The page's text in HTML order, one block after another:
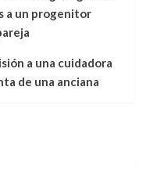
a un progenitor
a una cuidadora
de una anciana